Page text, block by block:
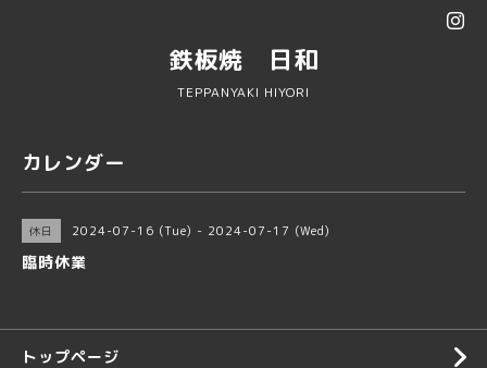
鉄板焼 日和
TEPPANYAKI HIYORI
カレンダー
休日 2024-07-16 (Tue) - 2024-07-17 (Wed)
臨時休業
トップページ